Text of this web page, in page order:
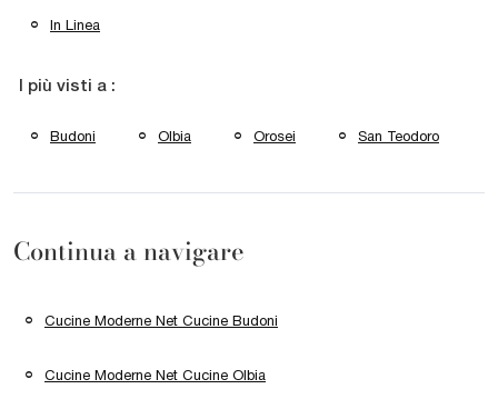
In Linea
I più visti a :
Budoni Olbia Orosei San Teodoro
Continua a navigare
Cucine Moderne Net Cucine Budoni
Cucine Moderne Net Cucine Olbia